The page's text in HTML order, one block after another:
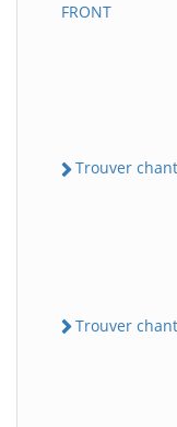
FRONT
Trouver
Trouver